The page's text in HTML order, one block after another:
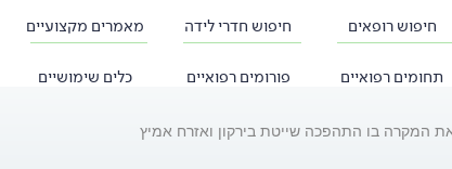
חיפוש רופאים חיפוש חדרי לידה מאמרים מקצועיים
תחומים רפואיים פורומים רפואיים כלים שימושיים
את המקרה בו התהפכה שייטת בירקון ואזרח אמיץ